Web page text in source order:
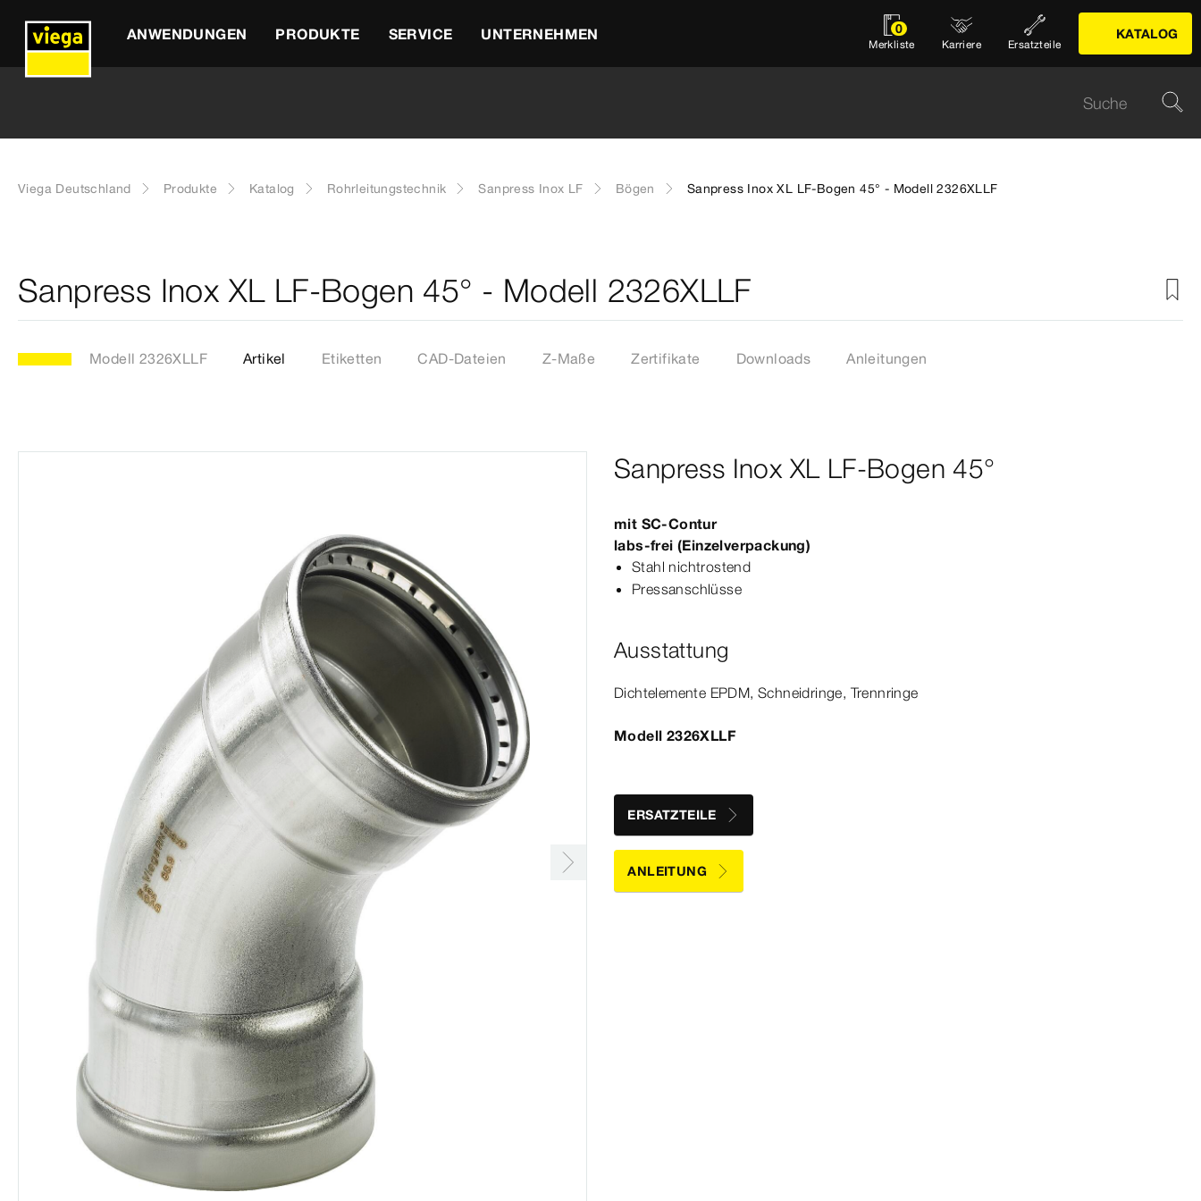
ANWENDUNGEN PRODUKTE SERVICE UNTERNEHMEN 0
Merkliste Karriere Ersatzteile
KATALOG
Viega Deutschland Produkte Katalog Rohrleitungstechnik Sanpress Inox LF Bögen Sanpress Inox XL LF-Bogen 45° - Modell 2326XLLF
Sanpress Inox XL LF-Bogen 45° - Modell 2326XLLF
Modell 2326XLLF Artikel Etiketten CAD-Dateien Z-Maße Zertifikate Downloads Anleitungen
Sanpress Inox XL LF-Bogen 45°
mit SC‑Contur
labs-​frei (Einzelverpackung)
Stahl nichtrostend
Pressanschlüsse
Ausstattung
Dicht­elemente EPDM, Schneidringe, Trennringe
Modell 2326XLLF
ERSATZTEILE
ANLEITUNG